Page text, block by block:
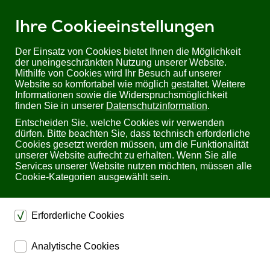
Ihre Cookieeinstellungen
Der Einsatz von Cookies bietet Ihnen die Möglichkeit
der uneingeschränkten Nutzung unserer Website.
Mithilfe von Cookies wird Ihr Besuch auf unserer
Website so komfortabel wie möglich gestaltet. Weitere
Informationen sowie die Widerspruchsmöglichkeit
finden Sie in unserer Datenschutzinformation.
Entscheiden Sie, welche Cookies wir verwenden
dürfen. Bitte beachten Sie, dass technisch erforderliche
Cookies gesetzt werden müssen, um die Funktionalität
unserer Website aufrecht zu erhalten. Wenn Sie alle
Services unserer Website nutzen möchten, müssen alle
Cookie-Kategorien ausgewählt sein.
Erforderliche Cookies
dienen dem technischen einwandfreien Betrieb unserer
Website.
Analytische Cookies
Sie befinden sich hier:Startseite Produkte USV
USV bis 10kVA
Delta Amplon RT-Serie (5-20kVA)
Delta Amplon RT-8K | Extended Runtime | einphasig, 8 kVA/ 8 kW
Delta Amplon RT-8K Extended Runtime einphasig,
8 kVA/ 8 kW